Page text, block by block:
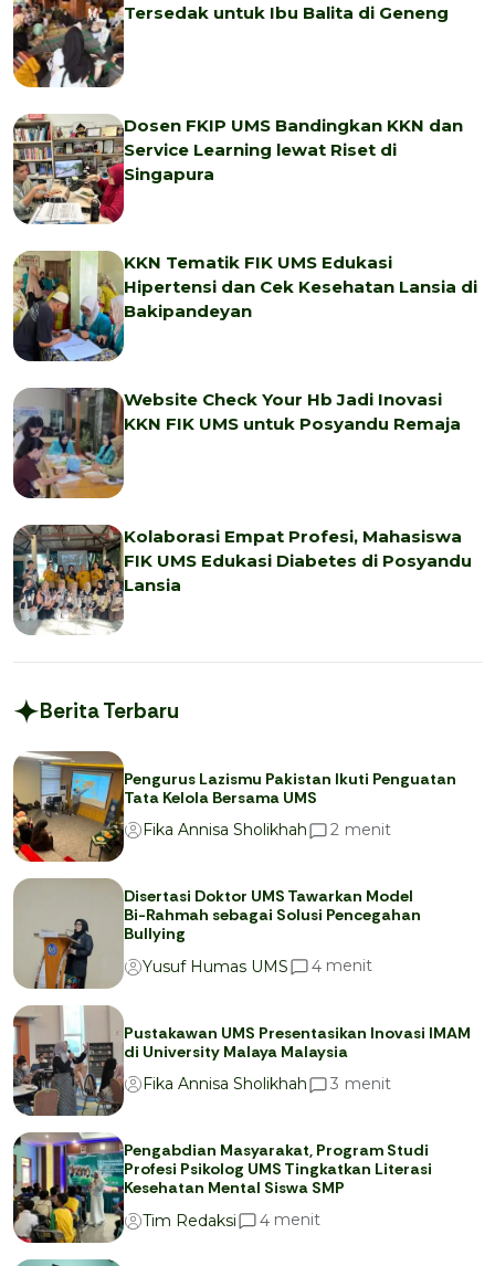
Tersedak untuk Ibu Balita di Geneng
Dosen FKIP UMS Bandingkan KKN dan
Service Learning lewat Riset di
Singapura
KKN Tematik FIK UMS Edukasi
Hipertensi dan Cek Kesehatan Lansia di
Bakipandeyan
Website Check Your Hb Jadi Inovasi
KKN FIK UMS untuk Posyandu Remaja
Kolaborasi Empat Profesi, Mahasiswa
FIK UMS Edukasi Diabetes di Posyandu
Lansia
Berita Terbaru
Pengurus Lazismu Pakistan Ikuti Penguatan
Tata Kelola Bersama UMS
Fika Annisa Sholikhah
2 menit
Disertasi Doktor UMS Tawarkan Model
Bi-Rahmah sebagai Solusi Pencegahan
Bullying
Yusuf Humas UMS
4 menit
Pustakawan UMS Presentasikan Inovasi IMAM
di University Malaya Malaysia
Fika Annisa Sholikhah
3 menit
Pengabdian Masyarakat, Program Studi
Profesi Psikolog UMS Tingkatkan Literasi
Kesehatan Mental Siswa SMP
Tim Redaksi
4 menit